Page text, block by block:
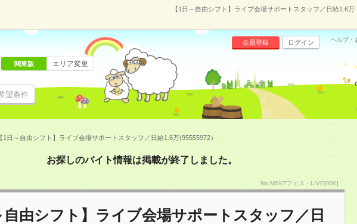
【1日～自由シフト】ライブ会場サポートスタッフ／日給1.6万
望条件
会員登録 ログイン ヘルプ・
関東版 エリア変更
1日～自由シフト】ライブ会場サポートスタッフ／日給1.6万(95555972）
お探しのバイト情報は掲載が終了しました。
No.MSKTフェス・LIVE[000]
自由シフト】ライブ会場サポートスタッフ／日